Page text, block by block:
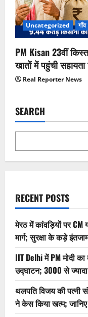
Uncategorized
PM Kisan 23वीं
खातों में पहुंची सहायता
Real Reporter News
SEARCH
RECENT POSTS
मेरठ में कांवड़ियों पर CM
मार्ग; सुरक्षा के कड़े
IIT Delhi में PM मोदी का
उद्घाटन; 3000 से ज्यादा
थलपति विजय की पत्नी
ने केस किया खत्म; जानिए